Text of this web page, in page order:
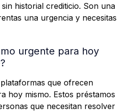
historial crediticio. Son una
una urgencia y necesitas
urgente para hoy
que ofrecen
hoy mismo. Estos préstamos
que necesitan resolver